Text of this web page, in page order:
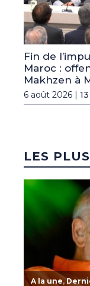
Fin de
Maroc :
Makhzen à
6 août 2026 |
LES